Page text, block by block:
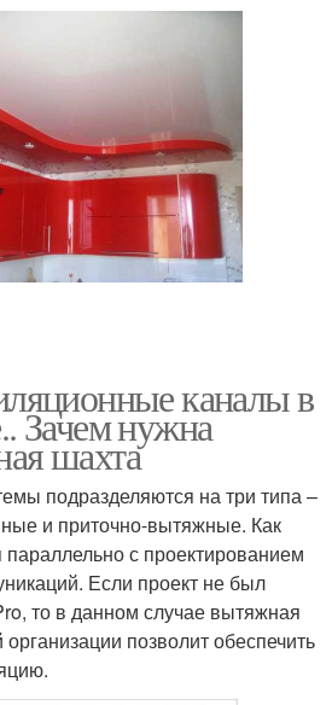
каналы в
Зачем нужна
шахта
подразделяются на три типа –
и приточно-вытяжные. Как
с проектированием
Если проект не был
то в данном случае вытяжная
позволит обеспечить